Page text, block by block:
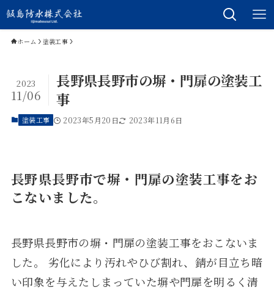
ホーム 塗装工事
長野県長野市の塀・門扉の塗装工
事
2023
11/06
塗装工事 2023年5月20日 2023年11月6日
長野県長野市で塀・門扉の塗装工事をお
こないました。
長野県長野市の塀・門扉の塗装工事をおこないま
した。 劣化により汚れやひび割れ、錆が目立ち暗
い印象を与えたしまっていた塀や門扉を明るく清